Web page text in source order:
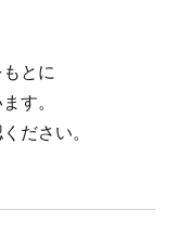
とに
す。
ださい。